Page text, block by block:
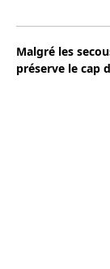
Malgré les
préserve le cap